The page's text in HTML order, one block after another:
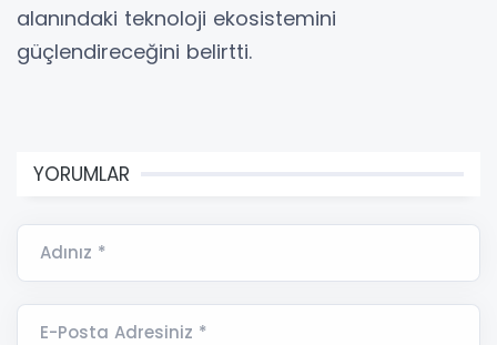
alanındaki teknoloji ekosistemini
güçlendireceğini belirtti.
YORUMLAR
Adınız *
E-Posta Adresiniz *